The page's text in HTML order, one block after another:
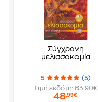
Σύγχρονη
μελισσοκομία
5
(5)
Τιμή εκδότη: 63.90€
48,99€